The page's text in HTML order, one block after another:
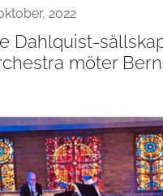
2022
Dahlquist-
möter